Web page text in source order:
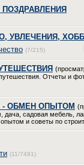
ПОЗДРАВЛЕНИЯ
УВЛЕЧЕНИЯ,
(7/215)
Отчеты и
- ОБМЕН ОПЫТОМ
дача, садовая мебель,
и советы по
(11/7491)